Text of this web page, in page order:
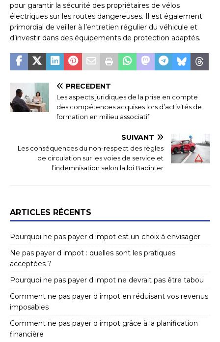
pour garantir la sécurité des propriétaires de vélos
électriques sur les routes dangereuses. Il est également
primordial de veiller à l’entretien régulier du véhicule et
d’investir dans des équipements de protection adaptés.
PRÉCÉDENT
Les aspects juridiques de la prise en compte
des compétences acquises lors d’activités de
formation en milieu associatif
SUIVANT
Les conséquences du non-respect des règles
de circulation sur les voies de service et
l’indemnisation selon la loi Badinter
ARTICLES RÉCENTS
Pourquoi ne pas payer d impot est un choix à envisager
Ne pas payer d impot : quelles sont les pratiques
acceptées ?
Pourquoi ne pas payer d impot ne devrait pas être tabou
Comment ne pas payer d impot en réduisant vos revenus
imposables
Comment ne pas payer d impot grâce à la planification
financière